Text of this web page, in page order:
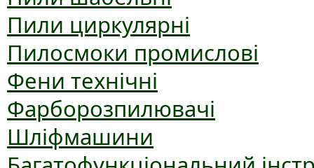
Пили циркулярні
Пилосмоки промислові
Фени технічні
Фарборозпилювачі
Шліфмашини